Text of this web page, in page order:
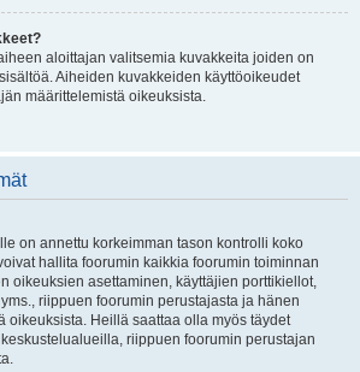
aloittajan valitsemia kuvakkeita joiden on
Aiheiden kuvakkeiden käyttöoikeudet
määrittelemistä oikeuksista.
on annettu korkeimman tason kontrolli koko
hallita foorumin kaikkia foorumin toiminnan
oikeuksien asettaminen, käyttäjien porttikiellot,
riippuen foorumin perustajasta ja hänen
oikeuksista. Heillä saattaa olla myös täydet
riippuen foorumin perustajan